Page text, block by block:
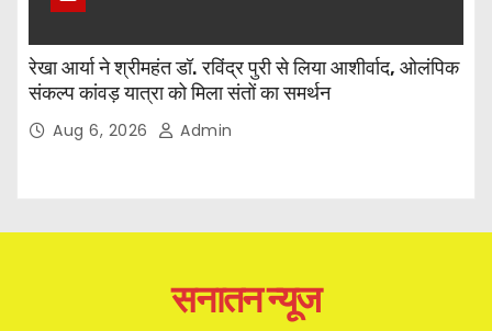
रेखा आर्या ने श्रीमहंत डॉ. रविंद्र पुरी से लिया आशीर्वाद, ओलंपिक
संकल्प कांवड़ यात्रा को मिला संतों का समर्थन
Aug 6, 2026 Admin
सनातन न्यूज